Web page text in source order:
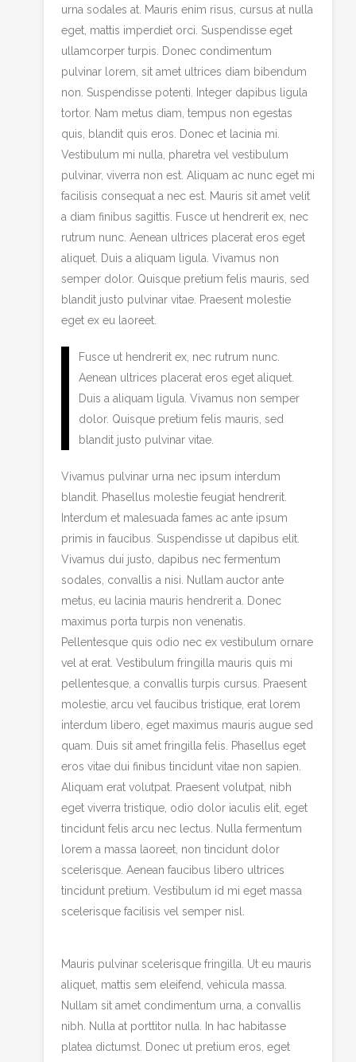
urna sodales at. Mauris enim risus, cursus at nulla
eget, mattis imperdiet orci. Suspendisse eget
ullamcorper turpis. Donec condimentum
pulvinar lorem, sit amet ultrices diam bibendum
non. Suspendisse potenti. Integer dapibus ligula
tortor. Nam metus diam, tempus non egestas
quis, blandit quis eros. Donec et lacinia mi.
Vestibulum mi nulla, pharetra vel vestibulum
pulvinar, viverra non est. Aliquam ac nunc eget mi
facilisis consequat a nec est. Mauris sit amet velit
a diam finibus sagittis. Fusce ut hendrerit ex, nec
rutrum nunc. Aenean ultrices placerat eros eget
aliquet. Duis a aliquam ligula. Vivamus non
semper dolor. Quisque pretium felis mauris, sed
blandit justo pulvinar vitae. Praesent molestie
eget ex eu laoreet.
Fusce ut hendrerit ex, nec rutrum nunc.
Aenean ultrices placerat eros eget aliquet.
Duis a aliquam ligula. Vivamus non semper
dolor. Quisque pretium felis mauris, sed
blandit justo pulvinar vitae.
Vivamus pulvinar urna nec ipsum interdum
blandit. Phasellus molestie feugiat hendrerit.
Interdum et malesuada fames ac ante ipsum
primis in faucibus. Suspendisse ut dapibus elit.
Vivamus dui justo, dapibus nec fermentum
sodales, convallis a nisi. Nullam auctor ante
metus, eu lacinia mauris hendrerit a. Donec
maximus porta turpis non venenatis.
Pellentesque quis odio nec ex vestibulum ornare
vel at erat. Vestibulum fringilla mauris quis mi
pellentesque, a convallis turpis cursus. Praesent
molestie, arcu vel faucibus tristique, erat lorem
interdum libero, eget maximus mauris augue sed
quam. Duis sit amet fringilla felis. Phasellus eget
eros vitae dui finibus tincidunt vitae non sapien.
Aliquam erat volutpat. Praesent volutpat, nibh
eget viverra tristique, odio dolor iaculis elit, eget
tincidunt felis arcu nec lectus. Nulla fermentum
lorem a massa laoreet, non tincidunt dolor
scelerisque. Aenean faucibus libero ultrices
tincidunt pretium. Vestibulum id mi eget massa
scelerisque facilisis vel semper nisl.
Mauris pulvinar scelerisque fringilla. Ut eu mauris
aliquet, mattis sem eleifend, vehicula massa.
Nullam sit amet condimentum urna, a convallis
nibh. Nulla at porttitor nulla. In hac habitasse
platea dictumst. Donec ut pretium eros, eget